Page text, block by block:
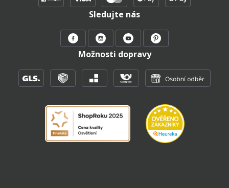
Sledujte nás
Možnosti dopravy